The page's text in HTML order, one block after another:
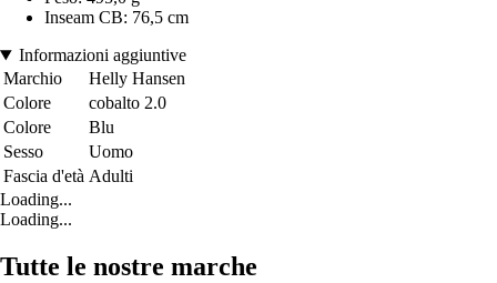
Inseam CB: 76,5 cm
Informazioni aggiuntive
Marchio
Helly Hansen
Colore
cobalto 2.0
Colore
Blu
Sesso
Uomo
Fascia d'età Adulti
Loading...
Loading...
Tutte le nostre marche